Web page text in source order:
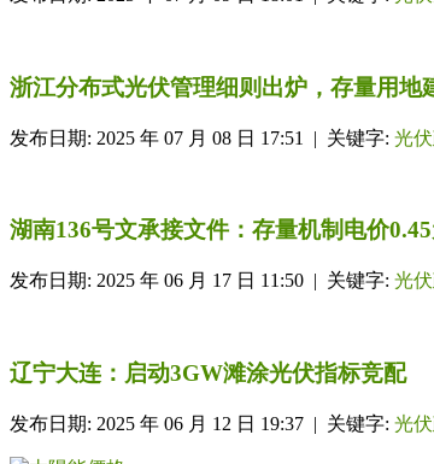
浙江分布式光伏管理细则出炉，存量用地
发布日期: 2025 年 07 月 08 日 17:51 | 关键字: 光
湖南136号文承接文件：存量机制电价
发布日期: 2025 年 06 月 17 日 11:50 | 关键字: 光
辽宁大连：启动3GW滩涂光伏指标竞配
发布日期: 2025 年 06 月 12 日 19:37 | 关键字: 光